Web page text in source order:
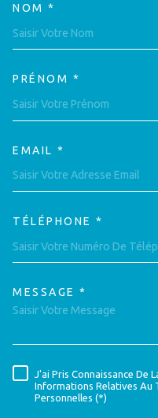
NOM *
PRÉNOM *
EMAIL *
TÉLÉPHONE *
MESSAGE *
J'ai Pris Connaissance De
Informations Relatives Au
Personnelles (*)